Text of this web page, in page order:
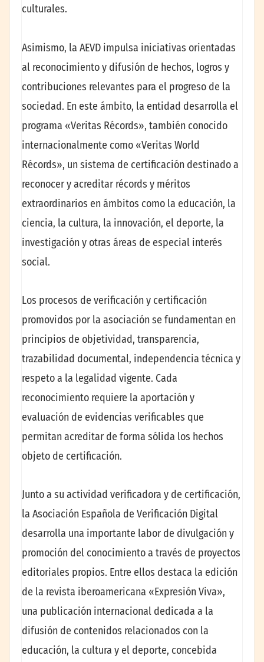
culturales.
Asimismo, la AEVD impulsa iniciativas orientadas
al reconocimiento y difusión de hechos, logros y
contribuciones relevantes para el progreso de la
sociedad. En este ámbito, la entidad desarrolla el
programa «Veritas Récords», también conocido
internacionalmente como «Veritas World
Récords», un sistema de certificación destinado a
reconocer y acreditar récords y méritos
extraordinarios en ámbitos como la educación, la
ciencia, la cultura, la innovación, el deporte, la
investigación y otras áreas de especial interés
social.
Los procesos de verificación y certificación
promovidos por la asociación se fundamentan en
principios de objetividad, transparencia,
trazabilidad documental, independencia técnica y
respeto a la legalidad vigente. Cada
reconocimiento requiere la aportación y
evaluación de evidencias verificables que
permitan acreditar de forma sólida los hechos
objeto de certificación.
Junto a su actividad verificadora y de certificación,
la Asociación Española de Verificación Digital
desarrolla una importante labor de divulgación y
promoción del conocimiento a través de proyectos
editoriales propios. Entre ellos destaca la edición
de la revista iberoamericana «Expresión Viva»,
una publicación internacional dedicada a la
difusión de contenidos relacionados con la
educación, la cultura y el deporte, concebida